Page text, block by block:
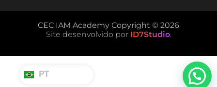
PT
ES
CEC IAM Academy Copyright © 2026
Site desenvolvido por ID7Studio.